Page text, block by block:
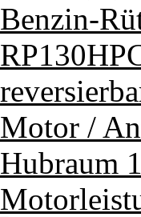
Benzin-
Motor /
Hubraum